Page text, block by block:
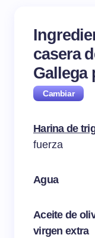
casera
Gallega
Harina de
fuerza
Agua
Aceite de
virgen extra